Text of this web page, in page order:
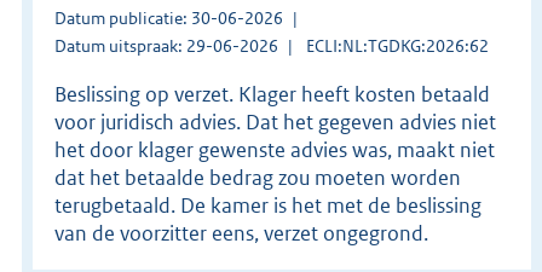
Datum publicatie: 30-06-2026
Datum uitspraak: 29-06-2026
ECLI:NL:TGDKG:2026:62
Beslissing op verzet. Klager heeft kosten betaald
voor juridisch advies. Dat het gegeven advies niet
het door klager gewenste advies was, maakt niet
dat het betaalde bedrag zou moeten worden
terugbetaald. De kamer is het met de beslissing
van de voorzitter eens, verzet ongegrond.